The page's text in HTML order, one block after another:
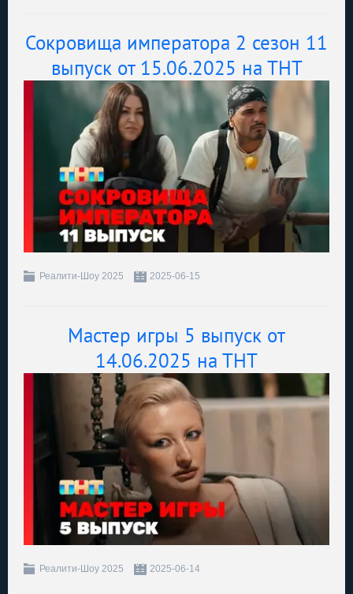
Сокровища императора 2 сезон 11
выпуск от 15.06.2025 на ТНТ
Реалити-Шоу 2025 2025-06-15
Мастер игры 5 выпуск от
14.06.2025 на ТНТ
Реалити-Шоу 2025 2025-06-14